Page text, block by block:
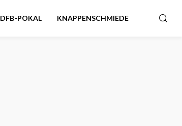
DFB-POKAL KNAPPENSCHMIEDE